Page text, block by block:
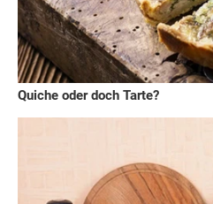
Quiche oder doch Tarte?